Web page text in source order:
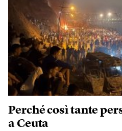
Perché così tante
a Ceuta